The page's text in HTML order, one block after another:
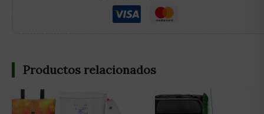
Productos relacionados